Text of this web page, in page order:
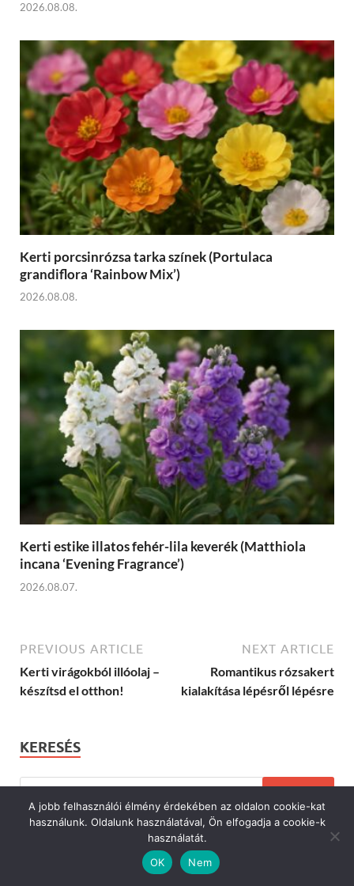
2026.08.08.
Kerti porcsinrózsa tarka színek (Portulaca
grandiflora ‘Rainbow Mix’)
2026.08.08.
Kerti estike illatos fehér-lila keverék (Matthiola
incana ‘Evening Fragrance’)
2026.08.07.
PREVIOUS ARTICLE
Kerti virágokból illóolaj –
készítsd el otthon!
NEXT ARTICLE
Romantikus rózsakert
kialakítása lépésről lépésre
KERESÉS
A jobb felhasználói élmény érdekében az oldalon cookie-kat
használunk. Oldalunk használatával, Ön elfogadja a cookie-k
használatát.
OK
Nem